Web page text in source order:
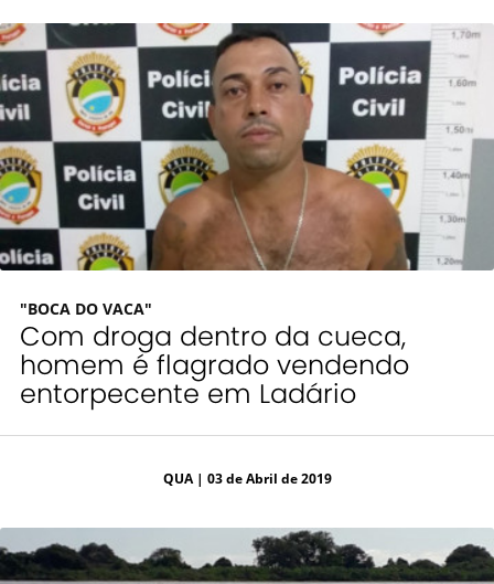
"BOCA DO VACA"
Com droga dentro da cueca,
homem é flagrado vendendo
entorpecente em Ladário
QUA| 03 de Abril de 2019